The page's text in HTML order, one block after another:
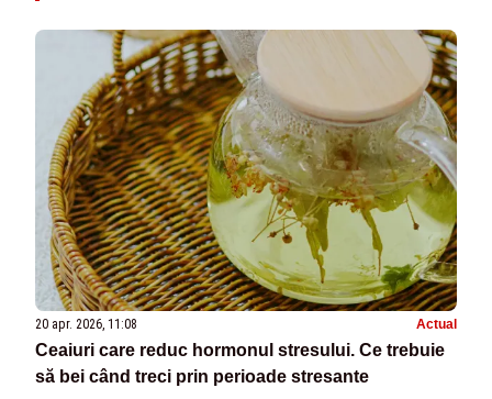
20 apr. 2026, 11:08 Actual
Ceaiuri care reduc hormonul stresului. Ce trebuie
să bei când treci prin perioade stresante